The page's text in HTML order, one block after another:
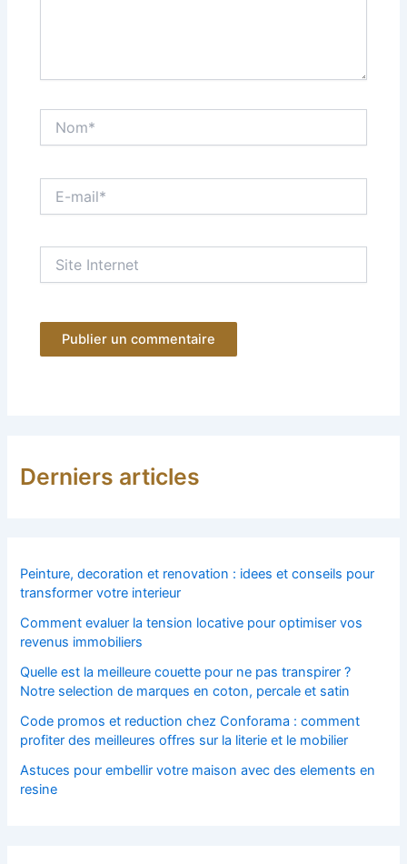
mail*
Internet
Derniers articles
Peinture, decoration et renovation : idees et conseils pour
transformer votre interieur
Comment evaluer la tension locative pour optimiser vos
revenus immobiliers
Quelle est la meilleure couette pour ne pas transpirer ?
Notre selection de marques en coton, percale et satin
Code promos et reduction chez Conforama : comment
profiter des meilleures offres sur la literie et le mobilier
Astuces pour embellir votre maison avec des elements en
resine